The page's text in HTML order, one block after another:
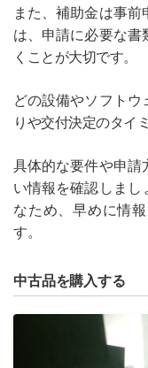
また、補助金は事
は、申請に必要な
くことが大切です。
どの設備やソフト
りや交付決定のタイ
具体的な要件や申請
い情報を確認しま
なため、早めに情
す。
中古品を購入する